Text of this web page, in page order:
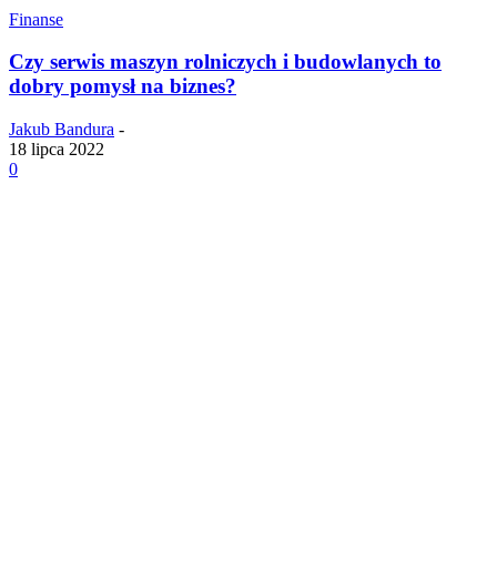
Finanse
Czy serwis maszyn rolniczych i budowlanych to
dobry pomysł na biznes?
Jakub Bandura -
18 lipca 2022
0